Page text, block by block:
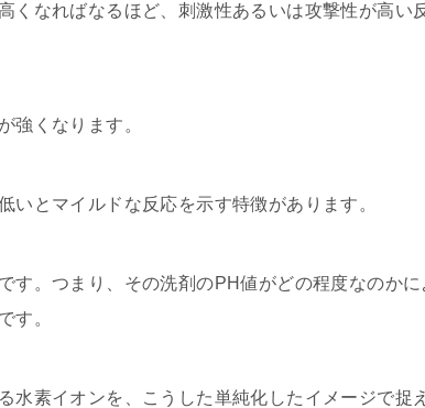
くなればなるほど、刺激性あるいは攻撃性が高い
強くなります。
いとマイルドな反応を示す特徴があります。
す。つまり、その洗剤のPH値がどの程度なのか
す。
水素イオンを、こうした単純化したイメージで捉